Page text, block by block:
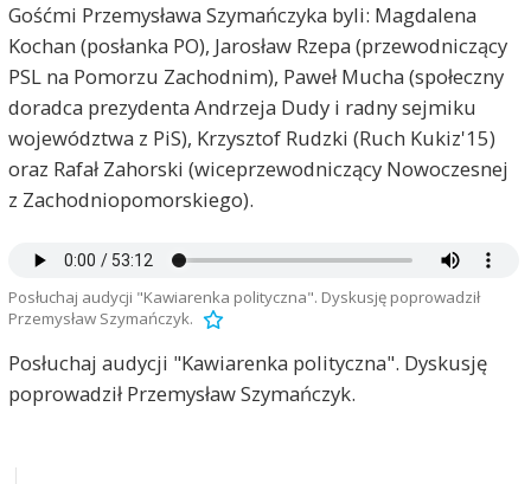
Gośćmi Przemysława Szymańczyka byli: Magdalena
Kochan (posłanka PO), Jarosław Rzepa (przewodniczący
PSL na Pomorzu Zachodnim), Paweł Mucha (społeczny
doradca prezydenta Andrzeja Dudy i radny sejmiku
województwa z PiS), Krzysztof Rudzki (Ruch Kukiz'15)
oraz Rafał Zahorski (wiceprzewodniczący Nowoczesnej
z Zachodniopomorskiego).
Posłuchaj audycji "Kawiarenka polityczna". Dyskusję poprowadził
Przemysław Szymańczyk.
Posłuchaj audycji "Kawiarenka polityczna". Dyskusję
poprowadził Przemysław Szymańczyk.